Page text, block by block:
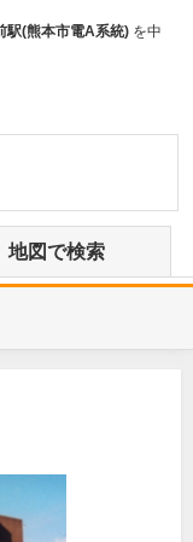
駅(熊本市電A系統) を中
地図で検索